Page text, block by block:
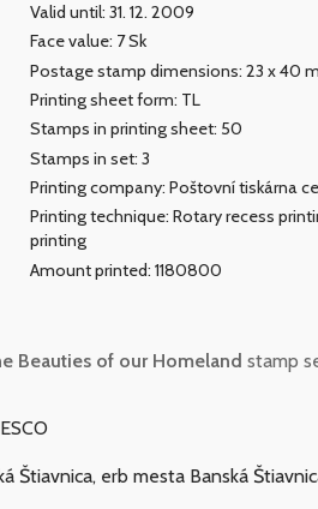
Valid until: 31. 12. 2009
Face value: 7 Sk
Postage stamp dimensions: 23 x 40
Printing sheet form: TL
Stamps in printing sheet: 50
Stamps in set: 3
Printing company: Poštovní tiskárna
Printing technique: Rotary recess
printing
Amount printed: 1180800
Beauties of our Homeland stamp
Štiavnica, erb mesta Banská